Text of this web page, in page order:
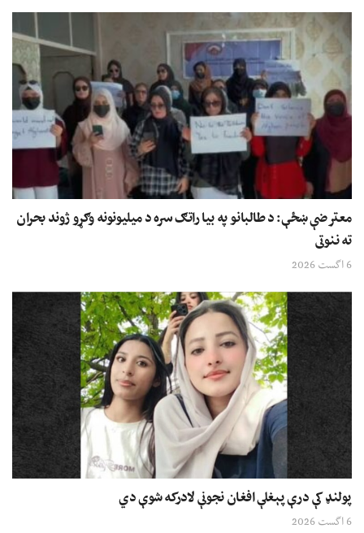
معترضې ښځې: د طالبانو په بیا راتګ سره د میلیونونه وګړو ژوند بحران
ته ننوتی
6 اگست 2026
پولنډ کې درې پېغلې افغان نجونې لادرکه شوې دي
6 اگست 2026